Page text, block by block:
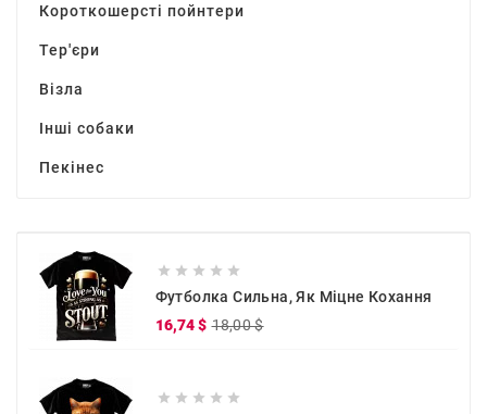
Короткошерсті пойнтери
Тер'єри
Візла
Інші собаки
Пекінес
    
Футболка Сильна, Як Міцне Кохання
16,74 $ 18,00 $
    